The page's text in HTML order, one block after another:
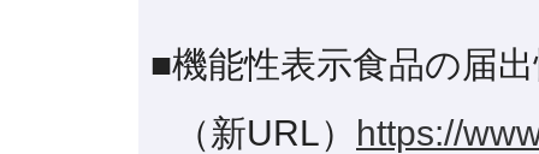
■機能性表示食品の届
（新URL） https://